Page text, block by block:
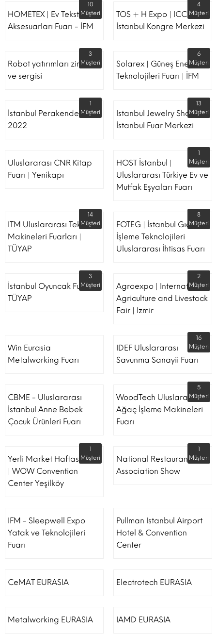
HOMETEX | Ev Tekstili Ve
Aksesuarları Fuarı - İFM
10
Müşteri
TOS + H Expo | ICC -
İstanbul Kongre Merkezi
4
Müşteri
Robot yatırımları zirvesi
ve sergisi
3
Müşteri
Solarex | Güneş Enerjisi &
Teknolojileri Fuarı | İFM
6
Müşteri
İstanbul Perakende Fuarı
2022
1
Müşteri
Istanbul Jewelry Show |
İstanbul Fuar Merkezi
13
Müşteri
Uluslararası CNR Kitap
Fuarı | Yenikapı
HOST İstanbul |
Uluslararası Türkiye Ev ve
Mutfak Eşyaları Fuarı
1
Müşteri
ITM Uluslararası Tekstil
Makineleri Fuarları |
TÜYAP
14
Müşteri
FOTEG | İstanbul Gıda
İşleme Teknolojileri
Uluslararası İhtisas Fuarı
8
Müşteri
İstanbul Oyuncak Fuarı -
TÜYAP
3
Müşteri
Agroexpo | International
Agriculture and Livestock
Fair | Izmir
2
Müşteri
Win Eurasia
Metalworking Fuarı
IDEF Uluslararası
Savunma Sanayii Fuarı
16
Müşteri
CBME - Uluslararası
İstanbul Anne Bebek
Çocuk Ürünleri Fuarı
WoodTech Uluslararası
Ağaç İşleme Makineleri
Fuarı
5
Müşteri
Yerli Market Haftası Fuarı
| WOW Convention
Center Yeşilköy
1
Müşteri
National Restaurant
Association Show
1
Müşteri
IFM - Sleepwell Expo
Yatak ve Teknolojileri
Fuarı
Pullman Istanbul Airport
Hotel & Convention
Center
CeMAT EURASIA Electrotech EURASIA
Metalworking EURASIA IAMD EURASIA